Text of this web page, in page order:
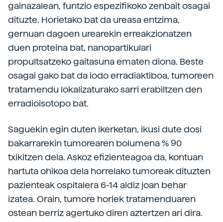
gainazalean, funtzio espezifikoko zenbait osagai
dituzte. Horietako bat da ureasa entzima,
gernuan dagoen urearekin erreakzionatzen
duen proteina bat, nanopartikulari
propultsatzeko gaitasuna ematen diona. Beste
osagai gako bat da iodo erradiaktiboa, tumoreen
tratamendu lokalizaturako sarri erabiltzen den
erradioisotopo bat.
Saguekin egin duten ikerketan, ikusi dute dosi
bakarrarekin tumorearen bolumena % 90
txikitzen dela. Askoz efizienteagoa da, kontuan
hartuta ohikoa dela horrelako tumoreak dituzten
pazienteak ospitalera 6-14 aldiz joan behar
izatea. Orain, tumore horiek tratamenduaren
ostean berriz agertuko diren aztertzen ari dira.